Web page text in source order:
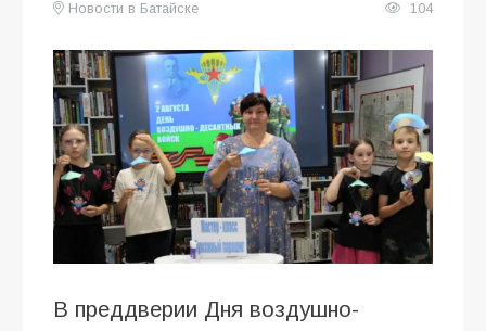
Новости в Батайске
104
В преддверии Дня воздушно-